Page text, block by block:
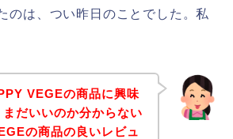
のは、つい昨日のことでした。私
VEGEの商品に興味
だいいのか分からない
の商品の良いレビュ